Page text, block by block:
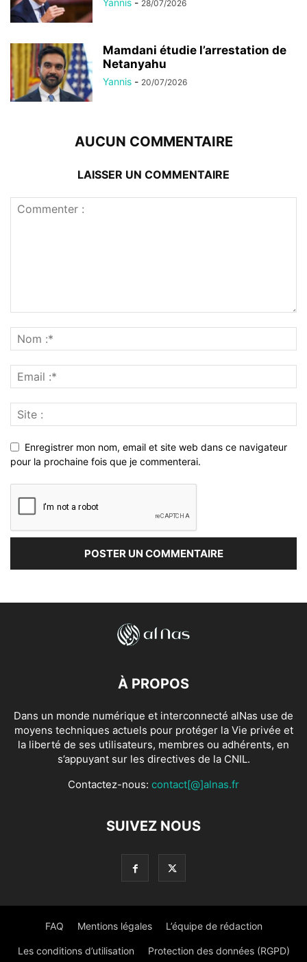
Yannis - 28/07/2026
Mamdani étudie l’arrestation de
Netanyahu
Yannis - 20/07/2026
AUCUN COMMENTAIRE
LAISSER UN COMMENTAIRE
Enregistrer mon nom, email et site web dans ce navigateur
pour la prochaine fois que je commenterai.
À PROPOS
Dans un monde numérique et interconnecté alNas use de
moyens techniques actuels pour protéger la Vie privée et
la liberté de ses utilisateurs, membres ou adhérents, en
s’appuyant sur les directives de la CNIL.
Contactez-nous: contact[@]alnas.fr
SUIVEZ NOUS
FAQ Mentions légales L’équipe de rédaction
Les conditions d’utilisation Protection des données (RGPD)